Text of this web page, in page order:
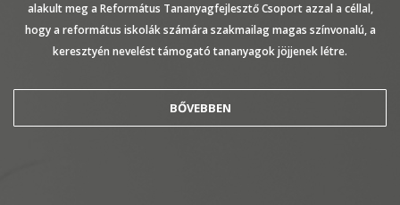
alakult meg a Református Tananyagfejlesztő Csoport azzal a céllal,
hogy a református iskolák számára szakmailag magas színvonalú, a
keresztyén nevelést támogató tananyagok jöjjenek létre.
BŐVEBBEN